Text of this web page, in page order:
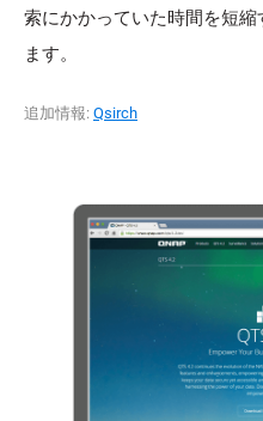
索にかかっていた時間を短
ます。
追加情報: Qsirch